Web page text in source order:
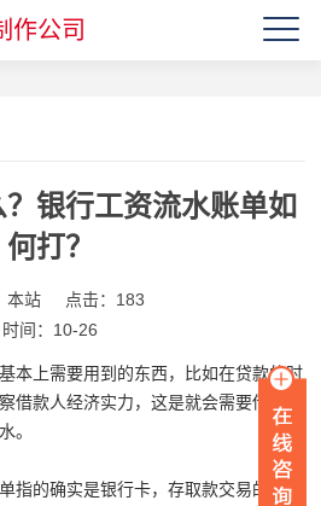
作公司
银行工资流水账单如
何打？
本站
点击：183
时间：10-26
上需要用到的东西，比如在贷款的时
借款人经济实力，这是就会需要借款人
。
的确实是银行卡，存取款交易的对账